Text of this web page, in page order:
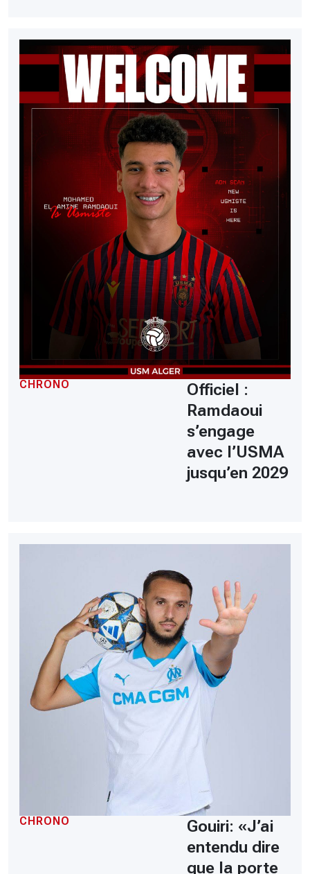
CHRONO
Officiel :
Ramdaoui
s’engage
avec l’USMA
jusqu’en 2029
CHRONO
Gouiri: «J’ai
entendu dire
que la porte